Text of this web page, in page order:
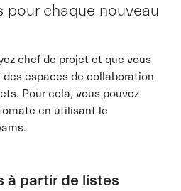
pour chaque nouveau
chef de projet et que vous
espaces de collaboration
Pour cela, vous pouvez
en utilisant le
à partir de listes